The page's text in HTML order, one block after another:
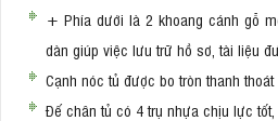
+ Phía dưới là 2 khoang cánh gỗ
dàn giúp việc lưu trữ hồ sơ, tài liệu
Cạnh nóc tủ được bo tròn thanh thoát
Đế chân tủ có 4 trụ nhựa chịu lực tốt,